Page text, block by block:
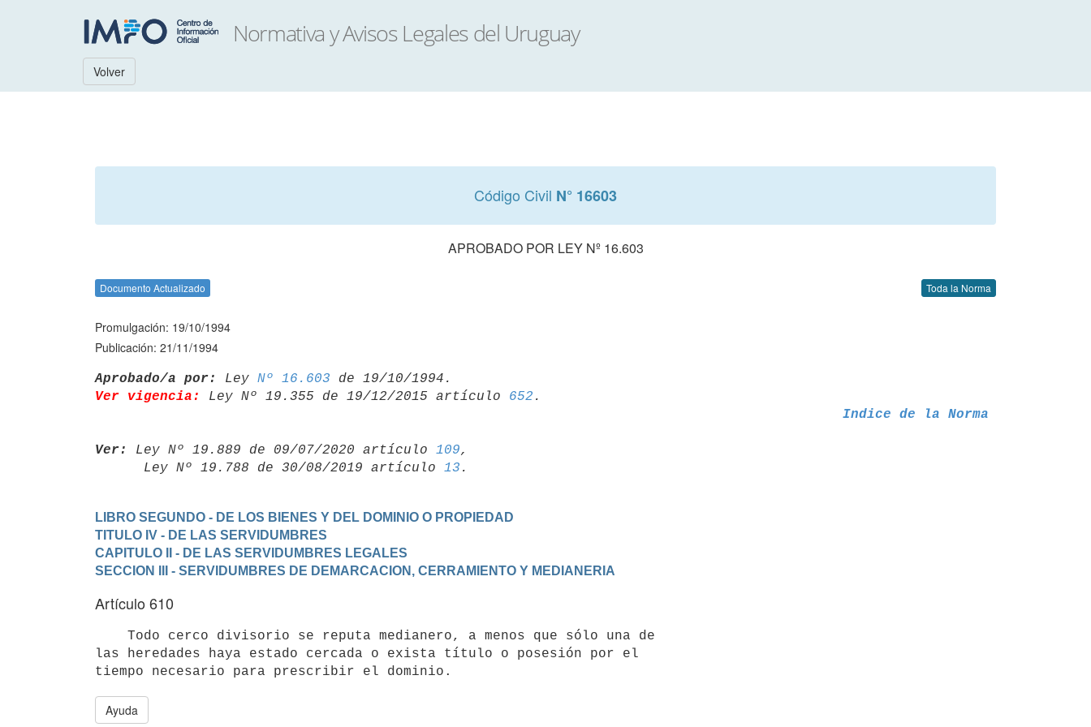
Volver
Código Civil N° 16603
APROBADO POR LEY Nº 16.603
Documento Actualizado Toda la Norma
Promulgación: 19/10/1994
Publicación: 21/11/1994
Aprobado/a por: Ley Nº 16.603
Ver vigencia:
Ley Nº 19.355 de 19/12/2015 artículo 652
Indice de la Norma
Ver: Ley Nº 19.889 de 09/07/2020 artículo 109,
      Ley Nº 19.788 de 30/08/2019 artículo
13
LIBRO SEGUNDO - DE LOS BIENES Y DEL DOMINIO O PROPIEDAD
TITULO IV - DE LAS SERVIDUMBRES
CAPITULO II - DE LAS SERVIDUMBRES LEGALES
SECCION III - SERVIDUMBRES DE DEMARCACION, CERRAMIENTO Y MEDIANERIA
Artículo 610
las heredades haya estado cercada o exista título o posesión por el
Ayuda